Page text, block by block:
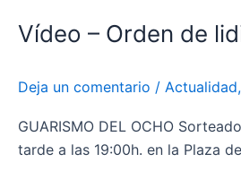
Vídeo – Orden de
Deja un comentario / Actualidad,
GUARISMO DEL OCHO
tarde a las 19:00h. en la Plaza
Orden
lidia
para
Madrid